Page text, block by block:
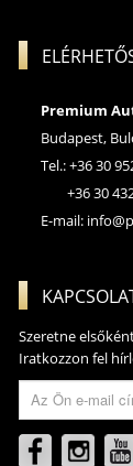
Premium
Budapest,
Tel.: +36 30
+36 30
E-mail:
Szeretne
Iratkozzon fel